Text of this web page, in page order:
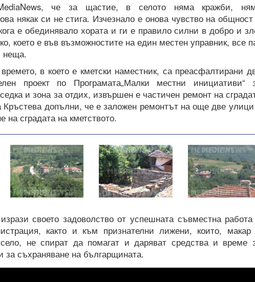
че за щастие, в селото няма кражби,
някак си не стига. Изчезнало е онова чувство на
е обединявало хората и ги е правило силни в добро и
което е във възможностите на един местен управник, все
неща.
в което е кметски наместник, са преасфалтирани
проект по Програмата„Малки местни инициативи“
и зона за отдих, извършен е частичен ремонт на
Кръстева допълни, че е заложен ремонтът на още две
на сградата на кметството.
своето задоволство от успешната съвместна
както и към признателни лижени, които,
не спират да помагат и даряват средства и време
за съхраняване на българщината.